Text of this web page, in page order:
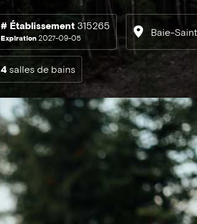
# Établissement 315265
Expiration 2027-09-05
Baie-
4 salles de bains